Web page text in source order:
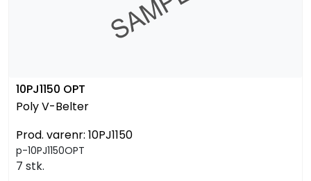
10PJ1150 OPT
Poly V-Belter
Prod. varenr: 10PJ1150
p-10PJ1150OPT
7 stk.